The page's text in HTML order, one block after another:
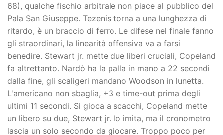
68), qualche fischio arbitrale non piace al pubblico del
Pala San Giuseppe. Tezenis torna a una lunghezza di
ritardo, è un braccio di ferro. Le difese nel finale fanno
gli straordinari, la linearità offensiva va a farsi
benedire. Stewart jr. mette due liberi cruciali, Copeland
fa altrettanto. Nardò ha la palla in mano a 22 secondi
dalla fine, gli scaligeri mandano Woodson in lunetta.
L'americano non sbaglia, +3 e time-out prima degli
ultimi 11 secondi. Si gioca a scacchi, Copeland mette
un libero su due, Stewart jr. lo imita, ma il cronometro
lascia un solo secondo da giocare. Troppo poco per